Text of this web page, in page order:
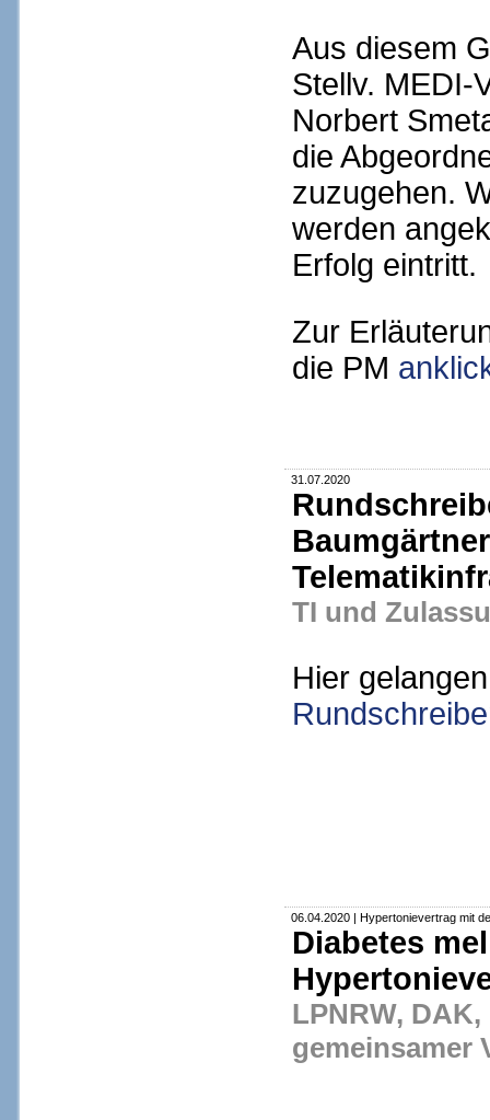
Aus diesem
Stellv. MEDI-
Norbert
die
zuzugehen.
werden
Erfolg eintritt.
Zur
die PM
31.07.2020
TI und
Hier
06.04.2020 | Hypertonievertrag mit
Diabetes
LPNRW,
gemeinsamer